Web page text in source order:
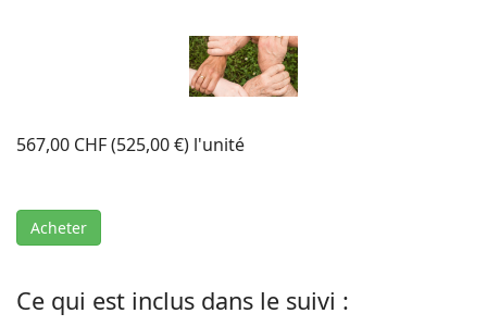
567,00 CHF (525,00 €) l'unité
Acheter
Ce qui est inclus dans le suivi :